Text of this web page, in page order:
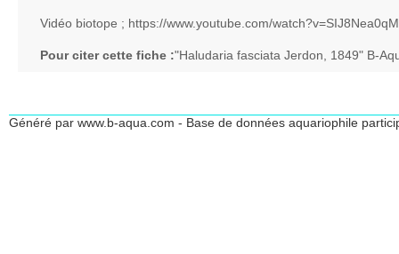
Vidéo biotope ; https://www.youtube.com/
Pour citer cette fiche :"Haludaria fasciata Jerdon, 1849" B-
Généré par www.b-aqua.com - Base de données aquariophile